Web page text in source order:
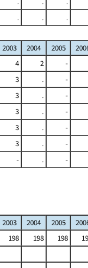
. .
.
2003 2004 2005
4 2
-
3 .
-
3 .
-
3 .
-
3 .
-
3 .
-
- .
-
2003 2004 2005
198 198 198